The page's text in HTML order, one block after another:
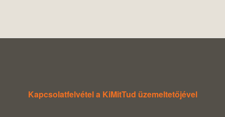
Kapcsolatfelvétel a KiMitTud üzemeltetőjével